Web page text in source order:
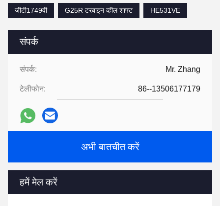
संपर्क
संपर्क: Mr. Zhang
टेलीफोन: 86--13506177179
अभी बातचीत करें
हमें मेल करें
जीटी1749वी
G25R टरबाइन व्हील शाफ्ट HE531VE